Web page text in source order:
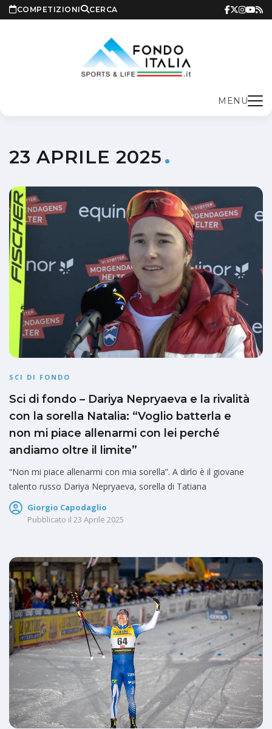
COMPETIZIONI CERCA
MENU
23 APRILE 2025
SCI DI FONDO
Sci di fondo – Dariya Nepryaeva e la rivalità
con la sorella Natalia: “Voglio batterla e
non mi piace allenarmi con lei perché
andiamo oltre il limite”
“Non mi piace allenarmi con mia sorella”. A dirlo è il giovane
talento russo Dariya Nepryaeva, sorella di Tatiana
Giorgio Capodaglio
Pubblicato il 23 Aprile 2025